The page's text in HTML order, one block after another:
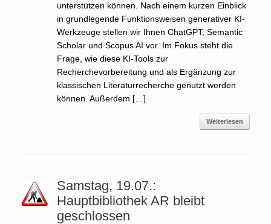
unterstützen können. Nach einem kurzen Einblick
in grundlegende Funktionsweisen generativer KI-
Werkzeuge stellen wir Ihnen ChatGPT, Semantic
Scholar und Scopus AI vor. Im Fokus steht die
Frage, wie diese KI-Tools zur
Recherchevorbereitung und als Ergänzung zur
klassischen Literaturrecherche genutzt werden
können. Außerdem […]
Weiterlesen
Samstag, 19.07.:
Hauptbibliothek AR bleibt
geschlossen